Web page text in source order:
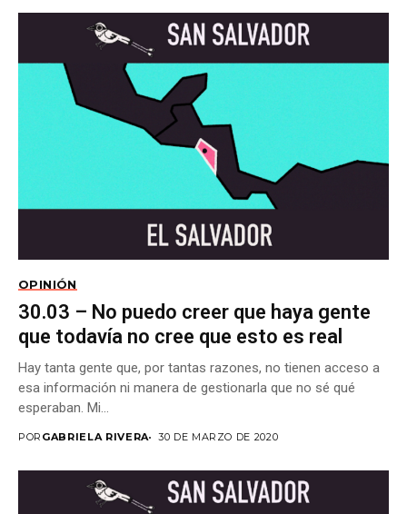
OPINIÓN
30.03 – No puedo creer que haya gente
que todavía no cree que esto es real
Hay tanta gente que, por tantas razones, no tienen acceso a
esa información ni manera de gestionarla que no sé qué
esperaban. Mi...
POR GABRIELA RIVERA 30 DE MARZO DE 2020